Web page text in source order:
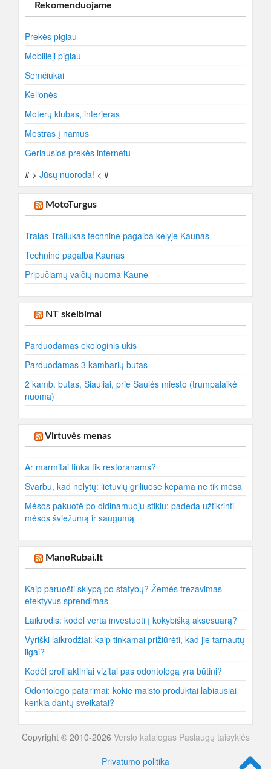
Rekomenduojame
Prekės pigiau
Mobilieji pigiau
Semčiukai
Kelionės
Moterų klubas, interjeras
Mestras į namus
Geriausios prekės internetu
# > Jūsų nuoroda! < #
MotoTurgus
Tralas Traliukas technine pagalba kelyje Kaunas
Technine pagalba Kaunas
Pripučiamų valčių nuoma Kaune
NT skelbimai
Parduodamas ekologinis ūkis
Parduodamas 3 kambarių butas
2 kamb. butas, Šiauliai, prie Saulės miesto (trumpalaikė
nuoma)
Virtuvės menas
Ar marmitai tinka tik restoranams?
Svarbu, kad nelytų: lietuvių griliuose kepama ne tik mėsa
Mėsos pakuotė po didinamuoju stiklu: padeda užtikrinti
mėsos šviežumą ir saugumą
ManoRubai.lt
Kaip paruošti sklypą po statybų? Žemės frezavimas –
efektyvus sprendimas
Laikrodis: kodėl verta investuoti į kokybišką aksesuarą?
Vyriški laikrodžiai: kaip tinkamai prižiūrėti, kad jie tarnautų
ilgai?
Kodėl profilaktiniai vizitai pas odontologą yra būtini?
Odontologo patarimai: kokie maisto produktai labiausiai
kenkia dantų sveikatai?
Copyright © 2010-2026 Verslo katalogas Paslaugų taisyklės
Privatumo politika